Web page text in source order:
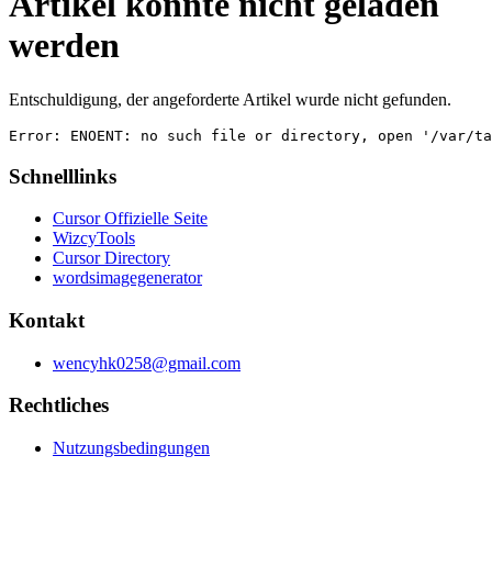
werden
Entschuldigung, der angeforderte Artikel wurde nicht gefunden.
Error: ENOENT: no such file or directory, open '/var/
Schnelllinks
Cursor Offizielle Seite
WizcyTools
Cursor Directory
wordsimagegenerator
Kontakt
wencyhk0258@gmail.com
Rechtliches
Nutzungsbedingungen